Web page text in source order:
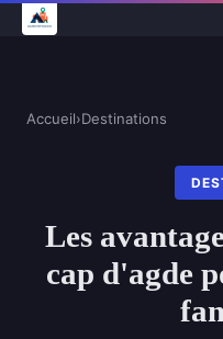
Accueil›Destinations
Les
cap d'agde